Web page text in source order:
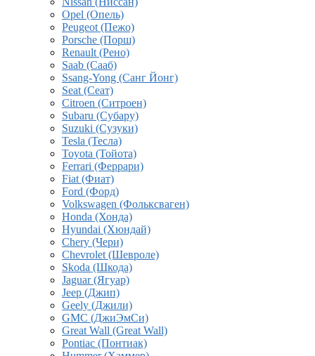
Opel (Опель)
Peugeot (Пежо)
Porsche (Порш)
Renault (Рено)
Saab (Сааб)
Ssang-Yong (Санг Йонг)
Seat (Сеат)
Citroen (Ситроен)
Subaru (Субару)
Suzuki (Сузуки)
Tesla (Тесла)
Toyota (Тойота)
Ferrari (Феррари)
Fiat (Фиат)
Ford (Форд)
Volkswagen (Фольксваген)
Honda (Хонда)
Hyundai (Хюндай)
Chery (Чери)
Chevrolet (Шевроле)
Skoda (Шкода)
Jaguar (Ягуар)
Jeep (Джип)
Geely (Джили)
GMC (ДжиЭмСи)
Great Wall (Great Wall)
Pontiac (Понтиак)